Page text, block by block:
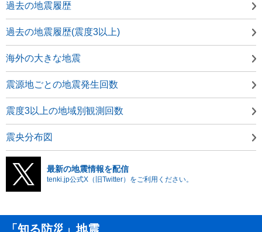
過去の地震履歴
過去の地震履歴(震度3以上)
海外の大きな地震
震源地ごとの地震発生回数
震度3以上の地域別観測回数
震央分布図
最新の地震情報を配信
tenki.jp公式X（旧Twitter）をご利用ください。
「知る防災」地震